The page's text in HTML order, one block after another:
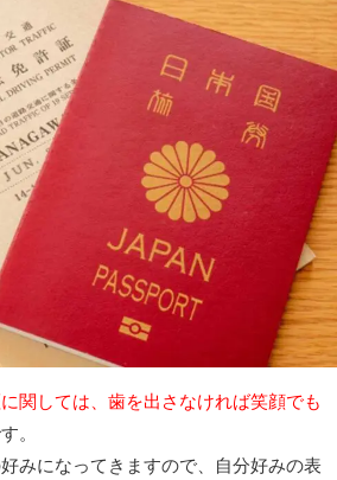
関しては、歯を出さなければ笑顔でも
。
みになってきますので、自分好みの表